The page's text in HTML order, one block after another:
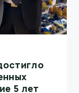
5 лет